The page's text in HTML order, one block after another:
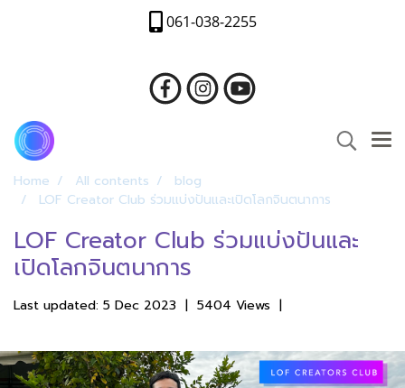
061-038-2255
Home All contents
blog
LOF Creator Club ร่วมแบ่งปันและเปิดโลกจินตนาการ
LOF Creator Club ร่วมแบ่งปันและ
เปิดโลกจินตนาการ
Last updated: 5 Dec 2023 | 5404 Views |